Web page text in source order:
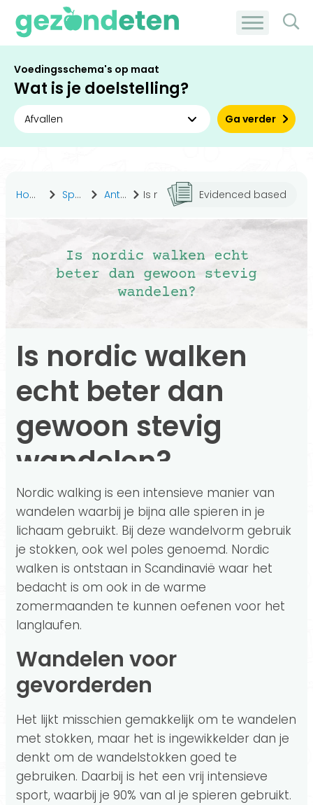
Voedingsschema's op maat
Wat is je doelstelling?
Ga verder
Home Sporten Antwoorden Is nordic walken echt beter dan gewoon stevig wandelen? Evidenced based
Is nordic walken
echt beter dan
gewoon stevig
wandelen?
Nordic walking is een intensieve manier van
wandelen waarbij je bijna alle spieren in je
lichaam gebruikt. Bij deze wandelvorm gebruik
je stokken, ook wel poles genoemd. Nordic
walken is ontstaan in Scandinavië waar het
bedacht is om ook in de warme
zomermaanden te kunnen oefenen voor het
langlaufen.
Wandelen voor
gevorderden
Het lijkt misschien gemakkelijk om te wandelen
met stokken, maar het is ingewikkelder dan je
denkt om de wandelstokken goed te
gebruiken. Daarbij is het een vrij intensieve
sport, waarbij je 90% van al je spieren gebruikt.